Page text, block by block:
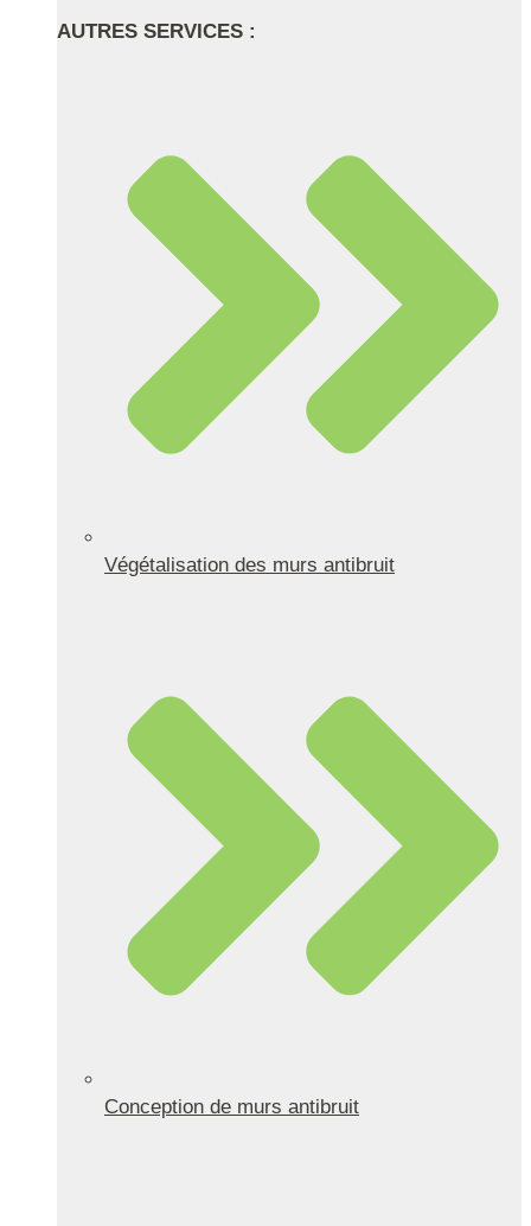
AUTRES SERVICES :
Végétalisation des murs antibruit
Conception de murs antibruit